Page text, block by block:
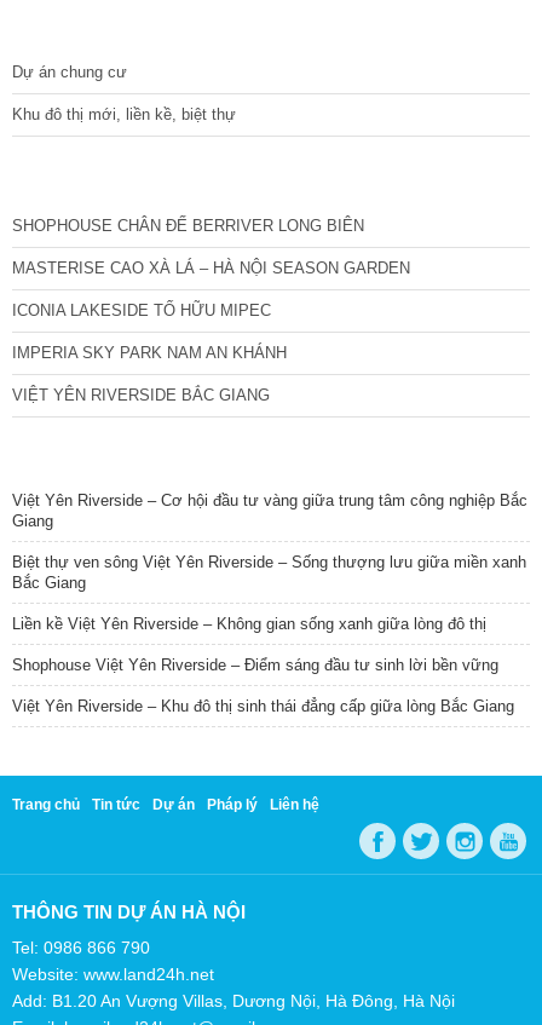
Dự án chung cư
Khu đô thị mới, liền kề, biệt thự
SHOPHOUSE CHÂN ĐẾ BERRIVER LONG BIÊN
MASTERISE CAO XÀ LÁ – HÀ NỘI SEASON GARDEN
ICONIA LAKESIDE TỐ HỮU MIPEC
IMPERIA SKY PARK NAM AN KHÁNH
VIỆT YÊN RIVERSIDE BẮC GIANG
Việt Yên Riverside – Cơ hội đầu tư vàng giữa trung tâm công nghiệp Bắc
Giang
Biệt thự ven sông Việt Yên Riverside – Sống thượng lưu giữa miền xanh
Bắc Giang
Liền kề Việt Yên Riverside – Không gian sống xanh giữa lòng đô thị
Shophouse Việt Yên Riverside – Điểm sáng đầu tư sinh lời bền vững
Việt Yên Riverside – Khu đô thị sinh thái đẳng cấp giữa lòng Bắc Giang
Trang chủ Tin tức Dự án Pháp lý Liên hệ
THÔNG TIN DỰ ÁN HÀ NỘI
Tel: 0986 866 790
Website: www.land24h.net
Add: B1.20 An Vượng Villas, Dương Nội, Hà Đông, Hà Nội